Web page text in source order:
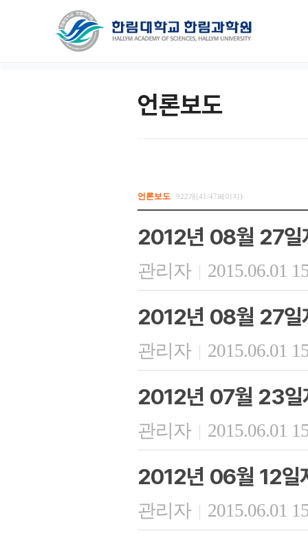
언론보도
언론보도 922개(41/47페이지)
2012년 08월 27일
관리자 | 2015.06.01
2012년 08월 27일
관리자 | 2015.06.01
2012년 07월 23일
관리자 | 2015.06.01
2012년 06월 12일
관리자 | 2015.06.01